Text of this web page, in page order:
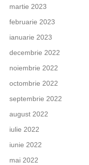
martie 2023
februarie 2023
ianuarie 2023
decembrie 2022
noiembrie 2022
octombrie 2022
septembrie 2022
august 2022
iulie 2022
iunie 2022
mai 2022